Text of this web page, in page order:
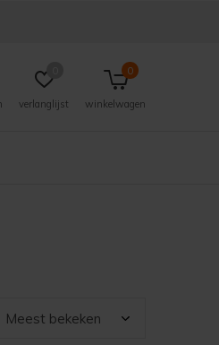
verlanglijst winkelwagen
0